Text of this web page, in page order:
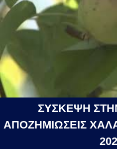
ΣΥΣΚΕΨΗ
ΑΠΟΖΗΜΙΩΣΕΙΣ